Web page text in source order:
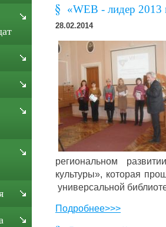
«WEB - лидер 2013
28.02.2014
региональном
культуры», которая
универсальной
Подробнее>>>